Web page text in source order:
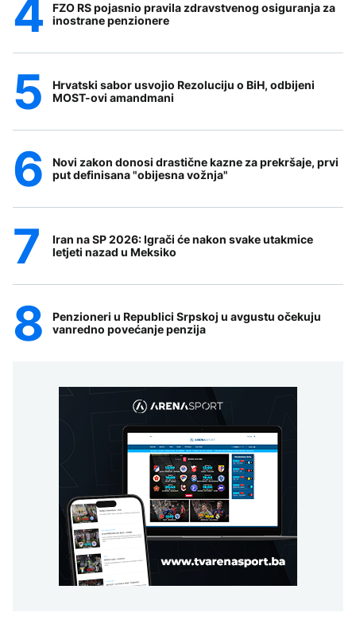
FZO RS pojasnio pravila zdravstvenog osiguranja za
inostrane penzionere
Hrvatski sabor usvojio Rezoluciju o BiH, odbijeni
MOST-ovi amandmani
Novi zakon donosi drastične kazne za prekršaje, prvi
put definisana "obijesna vožnja"
Iran na SP 2026: Igrači će nakon svake utakmice
letjeti nazad u Meksiko
Penzioneri u Republici Srpskoj u avgustu očekuju
vanredno povećanje penzija